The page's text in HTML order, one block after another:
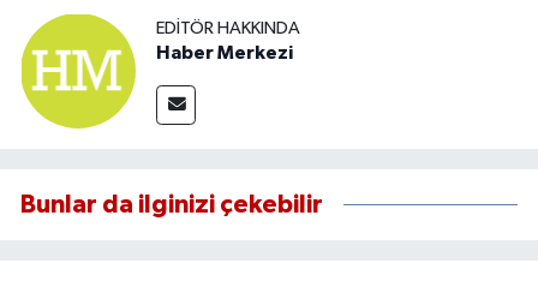
EDITÖR HAKKINDA
Haber Merkezi
Bunlar da ilginizi çekebilir